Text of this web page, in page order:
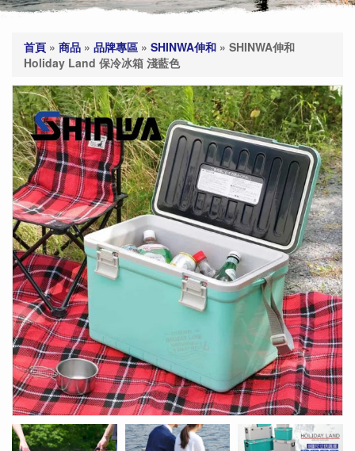
首頁 » 商品 » 品牌專區 » SHINWA伸和 » SHINWA伸和
Holiday Land 保冷冰箱 淺藍色